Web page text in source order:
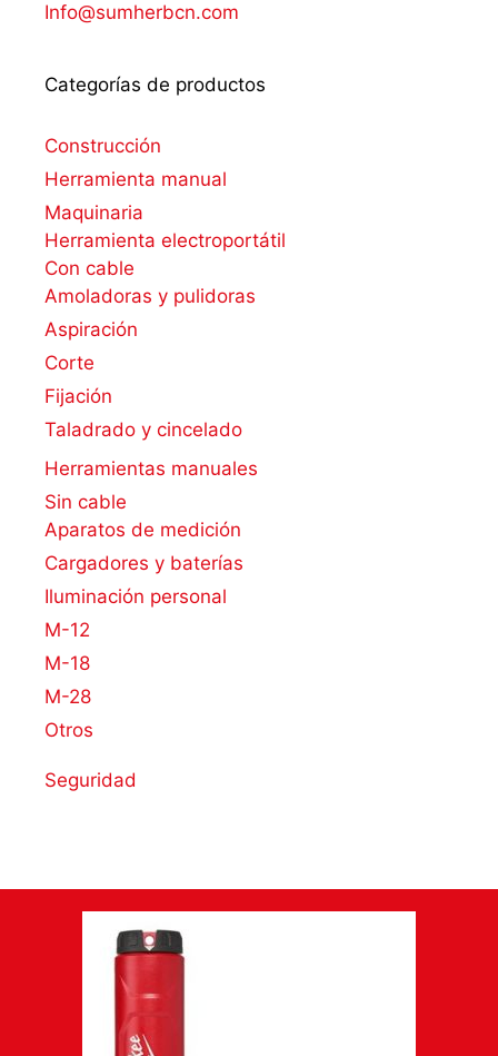
Info@sumherbcn.com
Categorías de productos
Construcción
Herramienta manual
Maquinaria
Herramienta electroportátil
Con cable
Amoladoras y pulidoras
Aspiración
Corte
Fijación
Taladrado y cincelado
Herramientas manuales
Sin cable
Aparatos de medición
Cargadores y baterías
Iluminación personal
M-12
M-18
M-28
Otros
Seguridad